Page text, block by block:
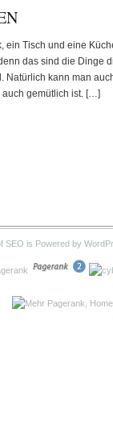
ein Tisch und eine
das sind die Dinge
Natürlich kann man
auch gemütlich ist. […]
SEO is Powered by